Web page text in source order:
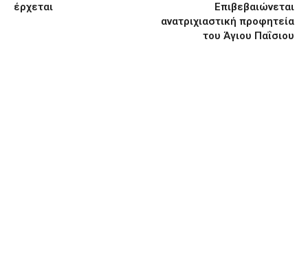
έρχεται
Επιβεβαιώνεται
ανατριχιαστική προφητεία
του Άγιου Παΐσιου